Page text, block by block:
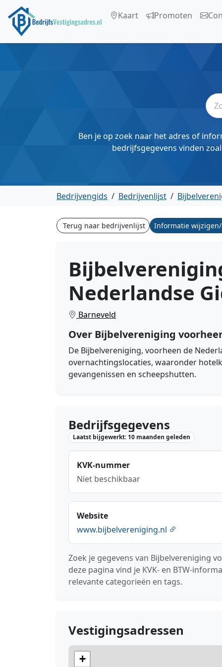
Kaart Promoten
Ben je op zoek naar het adres of
bedrijfsgegevens vinden
Bedrijvengids / Bedrijvenlijst /
Terug naar bedrijvenlijst Informatie
Nederlandse
Barneveld
Over Bijbelvereniging
De Bijbelvereniging, voorheen de
overnachtingslocaties, waaronder
gevangenissen en scheepshutten.
Bedrijfsgegevens
Laatst bijgewerkt: 10 maanden geleden
KVK-nummer
Niet beschikbaar
Website
www.bijbelvereniging.nl
Zoek je gegevens van Bijbelvereniging
deze pagina vind je KVK- en BTW-
relevante categorieën en tags.
Vestigingsadressen
+